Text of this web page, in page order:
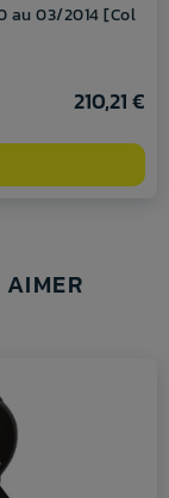
au 03/2014 [Col
210,21 €